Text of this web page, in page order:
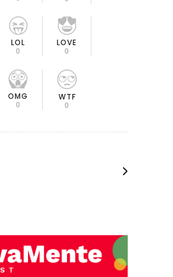
LOL
0
LOVE
0
OMG
0
WTF
0